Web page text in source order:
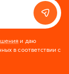
и даю
в соответствии с